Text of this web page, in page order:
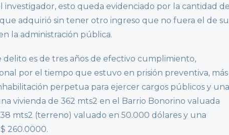
esto queda evidenciado por la cantidad
adquirió sin tener otro ingreso que no fuera el de su
la administración pública.
es de tres años de efectivo cumplimiento,
por el tiempo que estuvo en prisión preventiva, más
perpetua para ejercer cargos públicos y una
vivienda de 362 mts2 en el Barrio Bonorino valuada
mts2 (terreno) valuado en 50.000 dólares y una
260.0000.